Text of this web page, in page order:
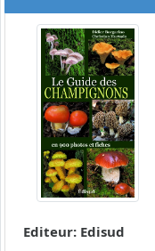
Editeur: Edisud